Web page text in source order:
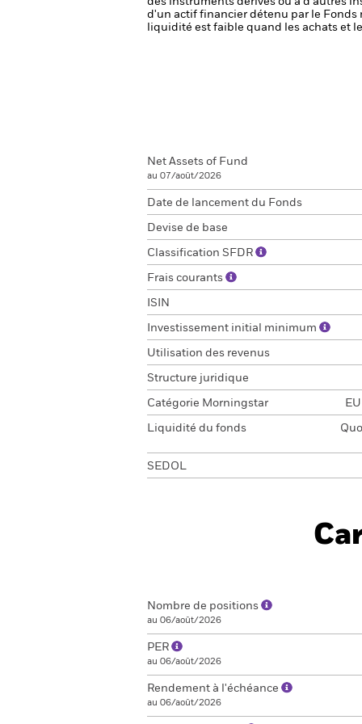
d'un actif financier détenu par le Fonds
liquidité est faible quand les achats et
Net Assets of Fund
au 07/août/2026
Date de lancement du Fonds
Devise de base
Classification SFDR
Frais courants
ISIN
Investissement initial minimum
Utilisation des revenus
Structure juridique
Catégorie Morningstar
Liquidité du fonds
SEDOL
Nombre de positions
au 06/août/2026
PER
au 06/août/2026
Rendement à l'échéance
au 06/août/2026